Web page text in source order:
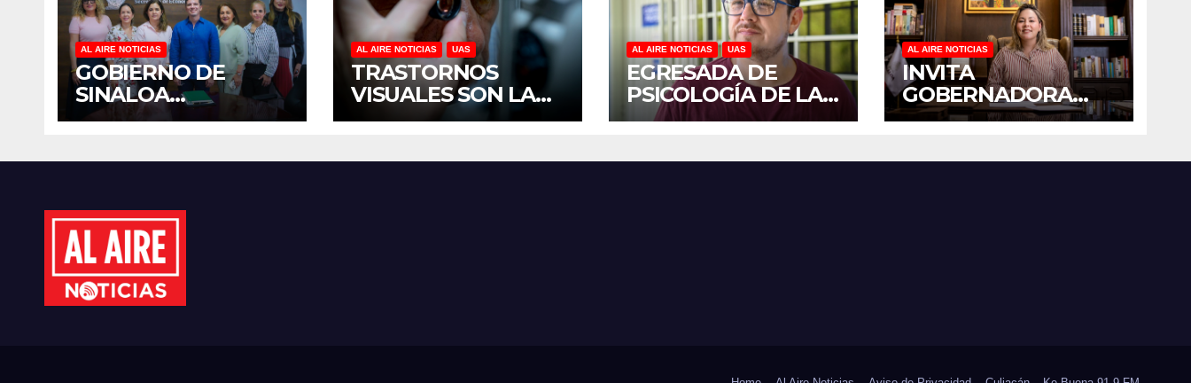
AL AIRE NOTICIAS
GOBIERNO DE
SINALOA
FORTALECE
MUJERES
CULIACÁN
AL AIRE NOTICIAS UAS
TRASTORNOS
VISUALES SON LA
TERCERA CAUSA DE
MÉXICO, REVELA
AL AIRE NOTICIAS UAS
EGRESADA DE
PSICOLOGÍA DE LA
UAS INVESTIGA
Y SOBRECARGA EN
AL AIRE NOTICIAS
INVITA
GOBERNADORA
YERALDINE A
JORNADA